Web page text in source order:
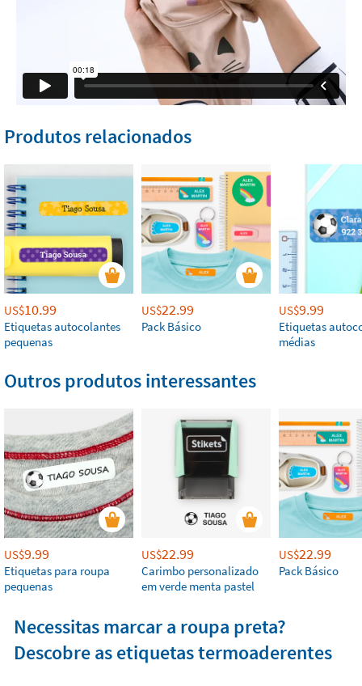
Produtos relacionados
US$10.99
Etiquetas autocolantes
pequenas
US$22.99
Pack Básico
US$9.99
Etiquetas
médias
Outros produtos interessantes
US$9.99
Etiquetas para roupa
pequenas
US$22.99
Carimbo personalizado
em verde menta pastel
US$22.99
Pack Básico
Necessitas marcar a roupa preta?
Descobre as etiquetas termoaderentes